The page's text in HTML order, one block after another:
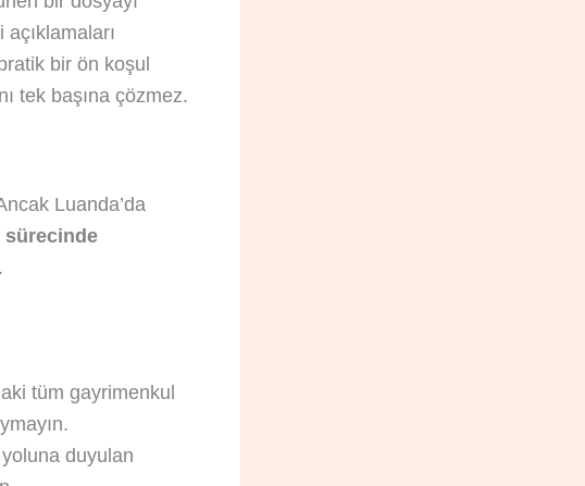
açıklamaları
bir ön koşul
tek başına çözmez.
Luanda’da
sürecinde
tüm gayrimenkul
duyulan